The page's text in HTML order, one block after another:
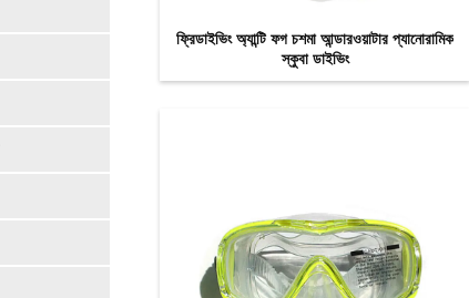
ফ্রিডাইভিং অ্যান্টি ফগ চশমা আন্ডারওয়াটার প্যানোরামিক
স্কুবা ডাইভিং